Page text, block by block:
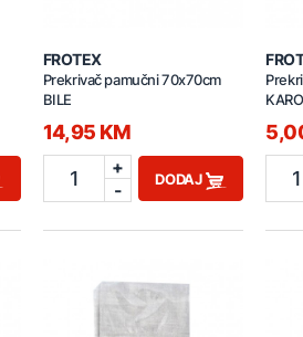
FROTEX
Prekrivač pamučni 70x70cm
BILE
14,95 KM
1
+
-
DODAJ
KARO
1